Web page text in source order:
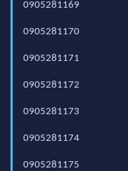
0905281169
0905281170
0905281171
0905281172
0905281173
0905281174
0905281175